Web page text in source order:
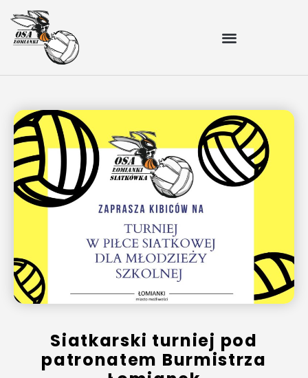
Siatkarski turniej pod
patronatem Burmistrza